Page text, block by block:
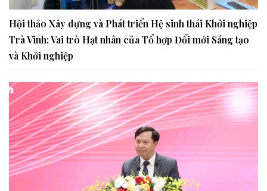
Hội thảo Xây dựng và Phát triển Hệ sinh thái Khởi nghiệp
Trà Vinh: Vai trò Hạt nhân của Tổ hợp Đổi mới Sáng tạo
và Khởi nghiệp